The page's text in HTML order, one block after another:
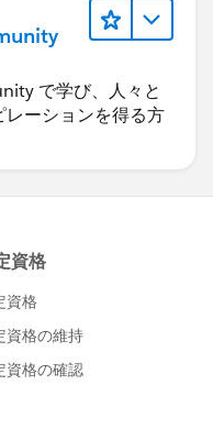
で学び、人々と
ーションを得る方